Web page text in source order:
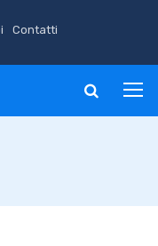
Contatti